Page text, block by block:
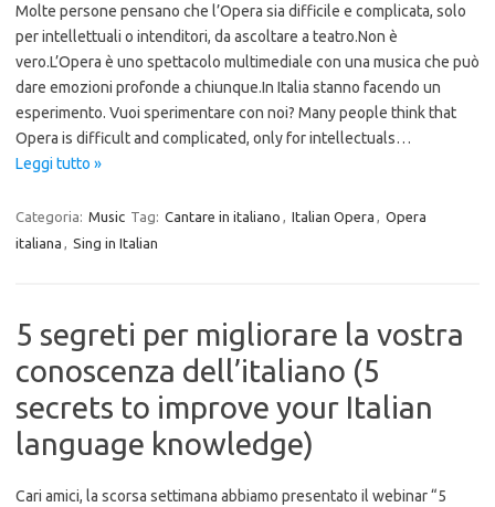
Molte persone pensano che l’Opera sia difficile e complicata, solo
per intellettuali o intenditori, da ascoltare a teatro.Non è
vero.L’Opera è uno spettacolo multimediale con una musica che può
dare emozioni profonde a chiunque.In Italia stanno facendo un
esperimento. Vuoi sperimentare con noi? Many people think that
Opera is difficult and complicated, only for intellectuals…
Leggi tutto »
Categoria: Music Tag: Cantare in italiano Italian Opera
Opera
italiana
Sing in Italian
5 segreti per migliorare la vostra
conoscenza dell’italiano (5
secrets to improve your Italian
language knowledge)
Cari amici, la scorsa settimana abbiamo presentato il webinar “5